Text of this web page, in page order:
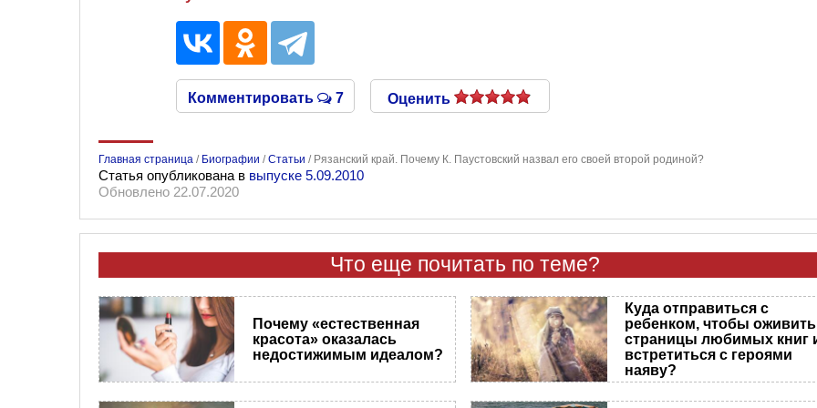
Комментировать 7 Оценить
Главная страница / Биографии /Статьи / Рязанский край. Почему К. Паустовский назвал его своей второй родиной?
Статья опубликована в выпуске 5.09.2010
Обновлено 22.07.2020
Что еще почитать по теме?
Почему «естественная
красота» оказалась
недостижимым идеалом?
Куда отправиться с
ребенком, чтобы оживить
страницы любимых книг
встретиться с героями
наяву?